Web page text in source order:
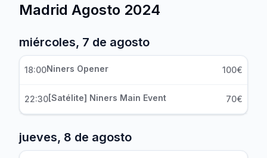
Madrid Agosto 2024
miércoles, 7 de agosto
18:00Niners Opener 100€
22:30[Satélite] Niners Main Event 70€
jueves, 8 de agosto